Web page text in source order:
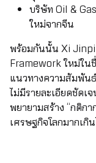
บริษัท Oil &
ใหม่จากจีน
พร้อมกันนั้น Xi
Framework ใหม่ใน
แนวทางความสัมพัน
ไม่มีรายละเอียดชัดเ
พยายามสร้าง “กติก
เศรษฐกิจโลกมากเกิ